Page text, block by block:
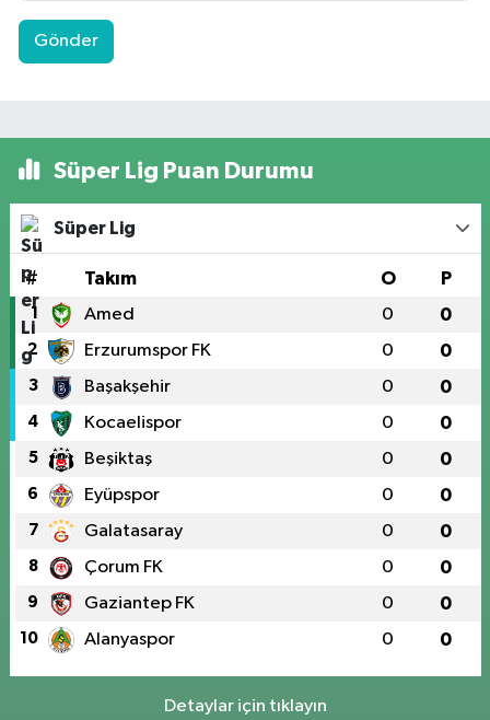
Gönder
Süper Lig Puan Durumu
Süper Lig
# Takım O P
1 Amed 0 0
2 Erzurumspor FK 0 0
3 Başakşehir 0 0
4 Kocaelispor 0 0
5 Beşiktaş 0 0
6 Eyüpspor 0 0
7 Galatasaray 0 0
8 Çorum FK 0 0
9 Gaziantep FK 0 0
10 Alanyaspor 0 0
Detaylar için tıklayın